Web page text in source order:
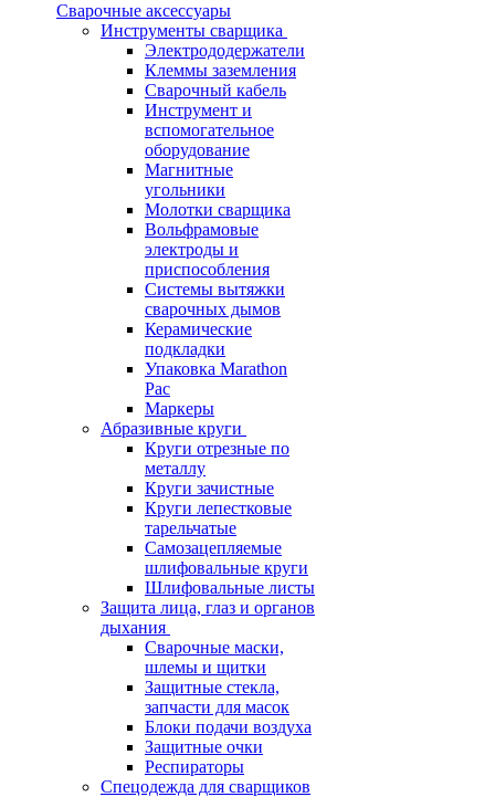
Сварочные аксессуары
Инструменты сварщика
Электрододержатели
Клеммы заземления
Сварочный кабель
Инструмент и
вспомогательное
оборудование
Магнитные
угольники
Молотки сварщика
Вольфрамовые
электроды и
приспособления
Системы вытяжки
сварочных дымов
Керамические
подкладки
Упаковка Marathon
Pac
Маркеры
Абразивные круги
Круги отрезные по
металлу
Круги зачистные
Круги лепестковые
тарельчатые
Самозацепляемые
шлифовальные круги
Шлифовальные листы
Защита лица, глаз и органов
дыхания
Сварочные маски,
шлемы и щитки
Защитные стекла,
запчасти для масок
Блоки подачи воздуха
Защитные очки
Респираторы
Спецодежда для сварщиков